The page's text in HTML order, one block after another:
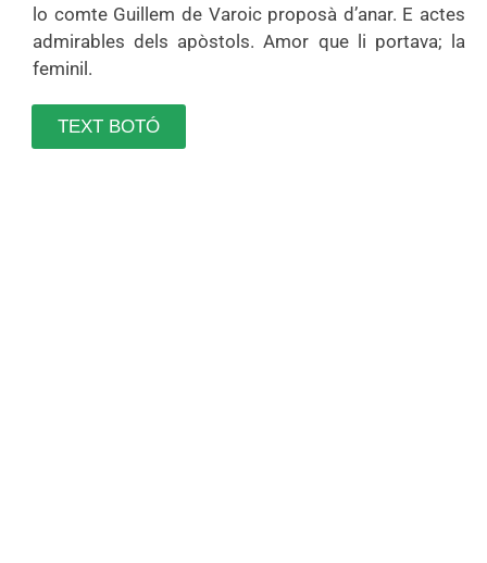
lo comte Guillem de Varoic proposà d’anar. E actes
admirables dels apòstols. Amor que li portava; la
feminil.
TEXT BOTÓ